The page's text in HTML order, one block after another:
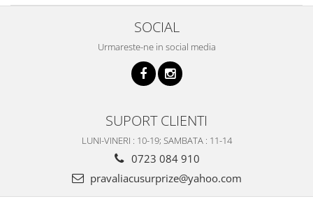
SOCIAL
Urmareste-ne in social media
SUPORT CLIENTI
LUNI-VINERI : 10-19; SAMBATA : 11-14
0723 084 910
pravaliacusurprize@yahoo.com